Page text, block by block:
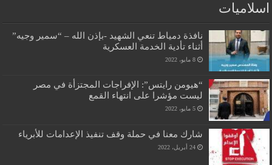
اسلاميات
نافذة دمياط تنعي الشهيد -بإذن الله – “سمير وجيه”
أثناء تأدية الخدمة العسكرية
8 مايو، 2022
“هيومن رايتس”: الإفراجات المجتزأة في مصر
ليست مؤشرا على انتهاء القمع
5 مايو، 2022
شارك معنا في حملة وقف تنفيذ الإعدامات للأبرياء
24 أبريل، 2022